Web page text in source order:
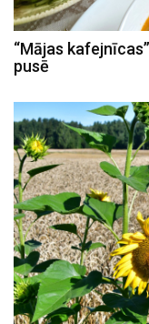
“Mājas
pusē